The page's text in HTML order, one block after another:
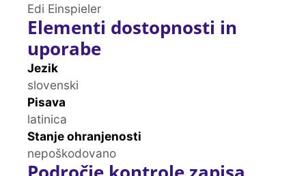
Edi Einspieler
Elementi dostopnosti in
uporabe
Jezik
slovenski
Pisava
latinica
Stanje ohranjenosti
nepoškodovano